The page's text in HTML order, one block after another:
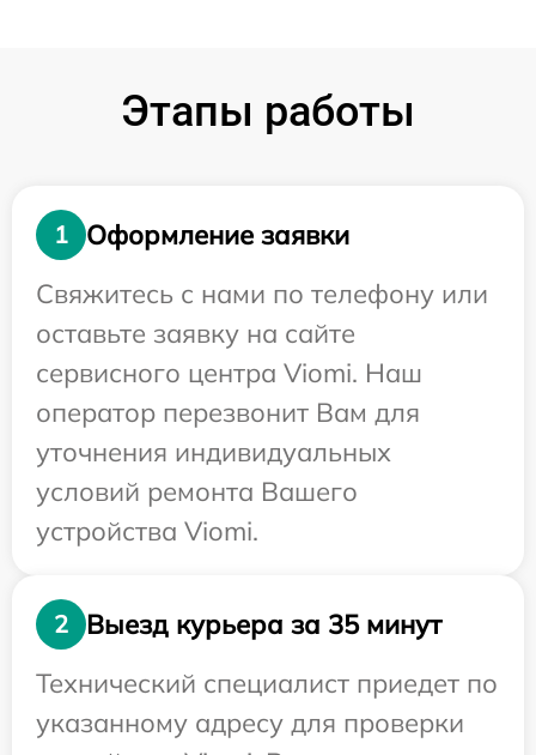
Этапы работы
1
Оформление заявки
Свяжитесь с нами по телефону или
оставьте заявку на сайте
сервисного центра Viomi. Наш
оператор перезвонит Вам для
уточнения индивидуальных
условий ремонта Вашего
устройства Viomi.
2
Выезд курьера за 35 минут
Технический специалист приедет по
указанному адресу для проверки